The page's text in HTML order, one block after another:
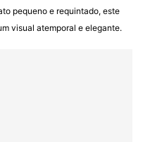
pequeno e requintado, este
visual atemporal e elegante.